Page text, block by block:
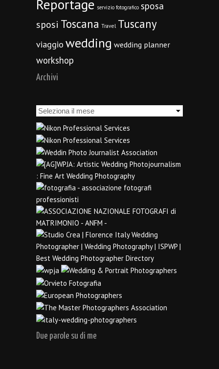
Reportage servizio fotografico sposa
sposi Toscana Travel Tuscany
viaggio wedding wedding planner
workshop
Archivi
Archivi
Due parole su di me